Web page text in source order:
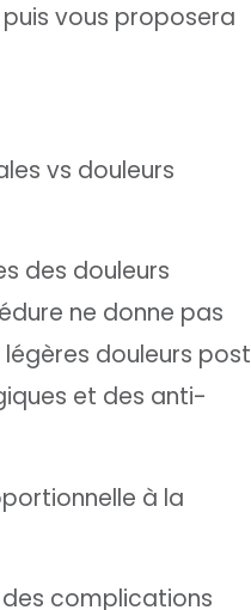
vous proposera
vs douleurs
des douleurs
ne donne pas
douleurs post
et des anti-
à la
complications